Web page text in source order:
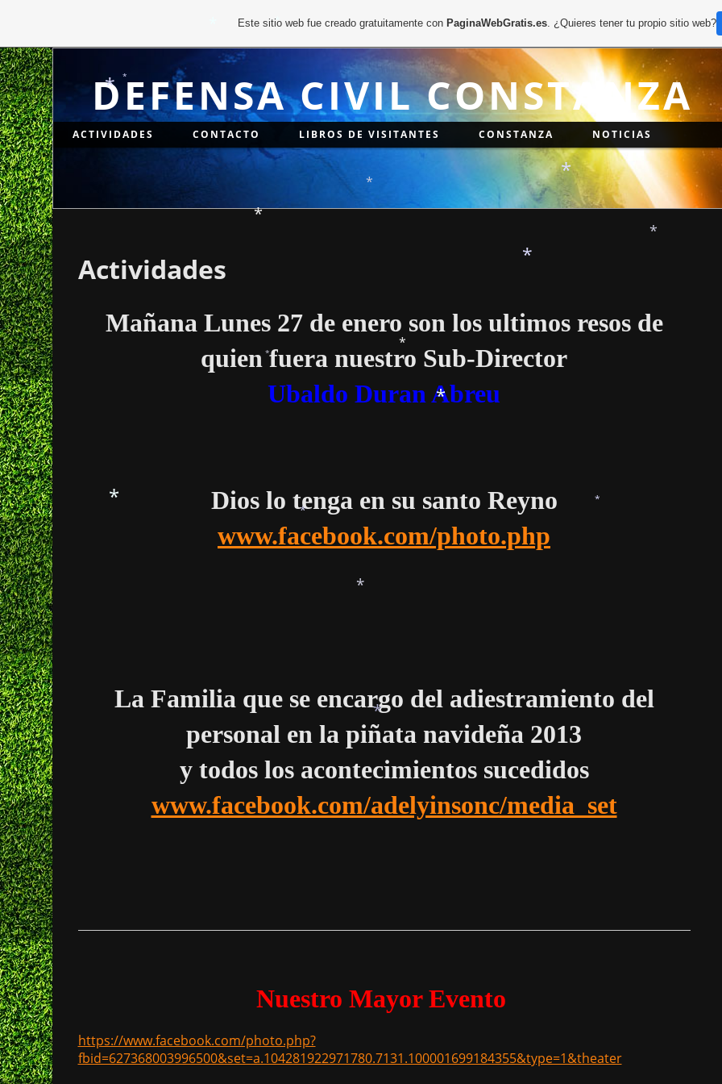
DEFENSA CIVIL CONSTANZA
ACTIVIDADES CONTACTO LIBROS DE VISITANTES CONSTANZA NOTICIAS
Actividades
Mañana Lunes 27 de enero son los ultimos resos de
quien fuera nuestro Sub-Director
Ubaldo Duran Abreu
Dios lo tenga en su santo Reyno
www.facebook.com/photo.php
La Familia que se encargo del adiestramiento del
personal en la piñata navideña 2013
y todos los acontecimientos sucedidos
www.facebook.com/adelyinsonc/media_set
Nuestro Mayor Evento
https://www.facebook.com/photo.php?
fbid=627368003996500&set=a.104281922971780.7131.100001699184355&type=1&theater
Este sitio web fue creado gratuitamente con PaginaWebGratis.es. ¿Quieres tener tu propio sitio web?
*
*
*
*
*
*
*